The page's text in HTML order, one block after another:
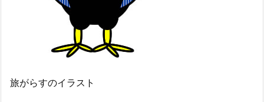
旅がらすのイラスト